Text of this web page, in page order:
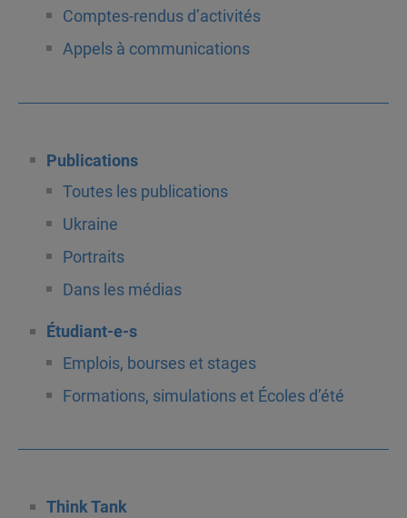
Comptes-rendus d’activités
Appels à communications
Publications
Toutes les publications
Ukraine
Portraits
Dans les médias
Étudiant-e-s
Emplois, bourses et stages
Formations, simulations et Écoles d’été
Think Tank